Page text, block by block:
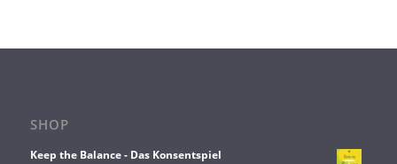
SHOP
Keep the Balance - Das Konsentspiel